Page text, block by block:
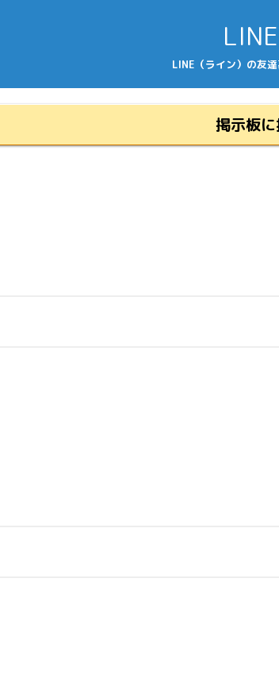
LINE（ライン）の友
掲示板